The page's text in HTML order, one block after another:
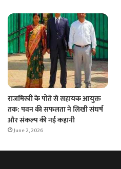
राजमिस्त्री के पोते से सहायक आयुक्त
तक: पवन की सफलता ने लिखी संघर्ष
और संकल्प की नई कहानी
June 2, 2026